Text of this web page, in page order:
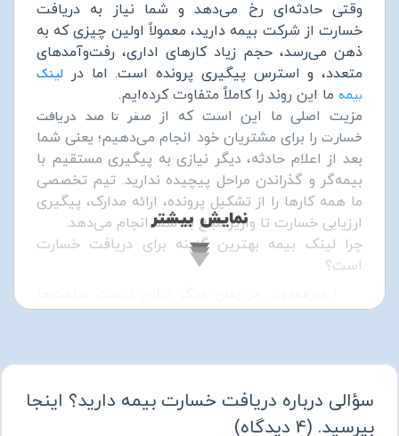
وقتی حادثه‌ای رخ می‌دهد و شما نیاز به دریافت
خسارت از شرکت بیمه دارید، معمولاً اولین چیزی که به
ذهن می‌رسد، حجم زیاد کارهای اداری، رفت‌وآمدهای
متعدد، و استرس پیگیری پرونده است. اما در لینک
بیمه ما این روند را کاملاً متفاوت کرده‌ایم.
مزیت اصلی ما این است که از صفر تا صد دریافت
خسارت را برای مشتریان خود انجام می‌دهیم؛ یعنی شما
بعد از اعلام حادثه، دیگر نیازی به پیگیری مستقیم با
بیمه‌گر و گذراندن مراحل پیچیده ندارید. تیم تخصصی
ما همه کارها را از تشکیل پرونده، ارائه مدارک، پیگیری
ارزیابی خسارت تا واریز مبلغ به شما انجام می‌دهد.
چرا لینک بیمه بهترین گزینه برای دریافت خسارت
است؟
در صف شعب بیمه منتظر بمانید.
زماندریافت خسارتشما کوتاه‌تر خواهد بود.
پشتیبانی کامل: از لحظه اعلام خسارت تا دریافت
نمایش بیشتر
سؤالی درباره دریافت خسارت بیمه دارید؟ اینجا
بپرسید. (
4 دیدگاه)